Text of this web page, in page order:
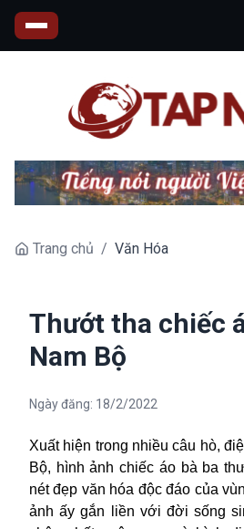
Trang chủ / Văn Hóa
Thướt tha chiếc
Nam Bộ
Ngày đăng: 18/2/2022
Xuất hiện trong nhiều câu hò,
Bộ, hình ảnh chiếc áo bà ba
nét đẹp văn hóa độc đáo của
ảnh ấy gắn liền với đời sống